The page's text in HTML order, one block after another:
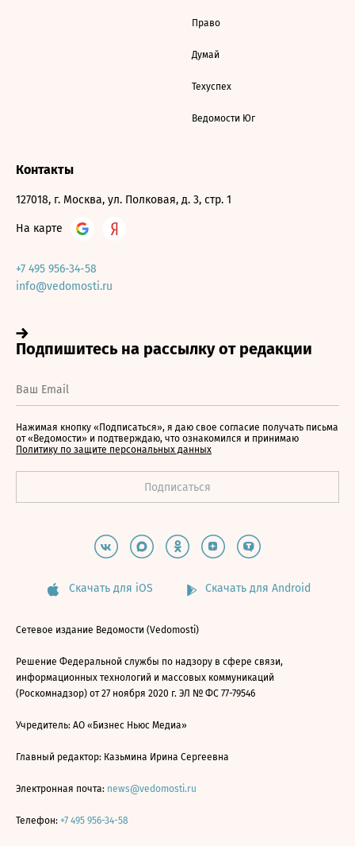
Право
Думай
Техуспех
Ведомости Юг
Контакты
127018, г. Москва, ул. Полковая, д. 3, стр. 1
На карте
+7 495 956-34-58
info@vedomosti.ru
Нажимая кнопку «Подписаться», я даю свое согласие получать письма
от «Ведомости» и подтверждаю, что ознакомился и принимаю
Политику по защите персональных данных
Скачать для iOS Скачать для Android
Сетевое издание Ведомости (Vedomosti)
Решение Федеральной службы по надзору в сфере связи,
информационных технологий и массовых коммуникаций
(Роскомнадзор) от 27 ноября 2020 г. ЭЛ № ФС 77-79546
Учредитель: АО «Бизнес Ньюс Медиа»
Главный редактор: Казьмина Ирина Сергеевна
Электронная почта: news@vedomosti.ru
Телефон: +7 495 956-34-58